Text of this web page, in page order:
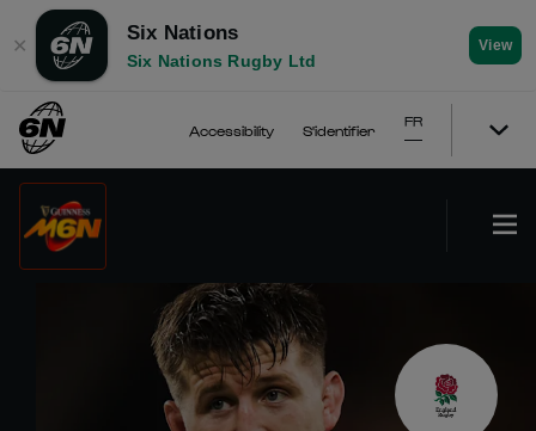
✕
Six Nations
Six Nations Rugby Ltd
View
Accessibility S'identifier
FR